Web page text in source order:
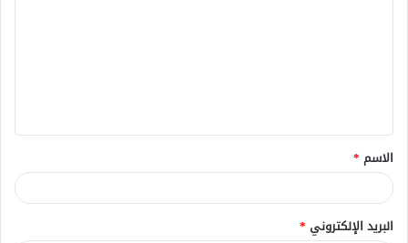
ق
*
الاسم *
البريد الإلكتروني *